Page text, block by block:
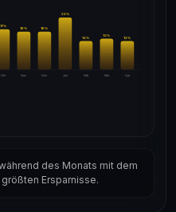
Okt
17%
Nov
16%
Dez
16%
Jan
22%
Feb
12%
Mär
13%
Apr
12%
des Monats mit dem
Ersparnisse.